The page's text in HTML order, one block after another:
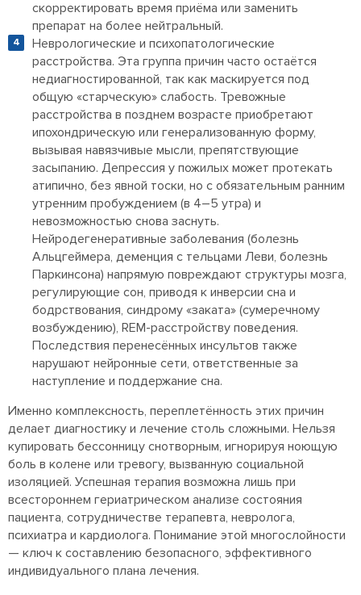
скорректировать время приёма или заменить
препарат на более нейтральный.
Неврологические и психопатологические
расстройства. Эта группа причин часто остаётся
недиагностированной, так как маскируется под
общую «старческую» слабость. Тревожные
расстройства в позднем возрасте приобретают
ипохондрическую или генерализованную форму,
вызывая навязчивые мысли, препятствующие
засыпанию. Депрессия у пожилых может протекать
атипично, без явной тоски, но с обязательным ранним
утренним пробуждением (в 4–5 утра) и
невозможностью снова заснуть.
Нейродегенеративные заболевания (болезнь
Альцгеймера, деменция с тельцами Леви, болезнь
Паркинсона) напрямую повреждают структуры мозга,
регулирующие сон, приводя к инверсии сна и
бодрствования, синдрому «заката» (сумеречному
возбуждению), REM-расстройству поведения.
Последствия перенесённых инсультов также
нарушают нейронные сети, ответственные за
наступление и поддержание сна.
Именно комплексность, переплетённость этих причин
делает диагностику и лечение столь сложными. Нельзя
купировать бессонницу снотворным, игнорируя ноющую
боль в колене или тревогу, вызванную социальной
изоляцией. Успешная терапия возможна лишь при
всестороннем гериатрическом анализе состояния
пациента, сотрудничестве терапевта, невролога,
психиатра и кардиолога. Понимание этой многослойности
— ключ к составлению безопасного, эффективного
индивидуального плана лечения.